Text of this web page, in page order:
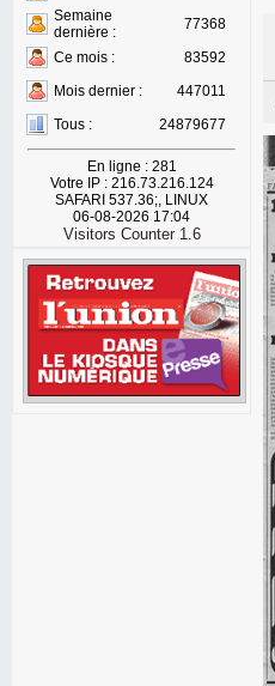
Semaine
dernière :
77368
Ce mois :
83592
Mois dernier :
447011
Tous :
24879677
En ligne : 281
Votre IP : 216.73.216.124
SAFARI 537.36;, LINUX
06-08-2026 17:04
Visitors Counter 1.6